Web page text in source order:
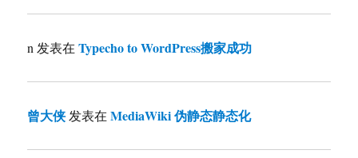
n 发表在Typecho to WordPress搬家成功
曾大侠发表在MediaWiki 伪静态静态化